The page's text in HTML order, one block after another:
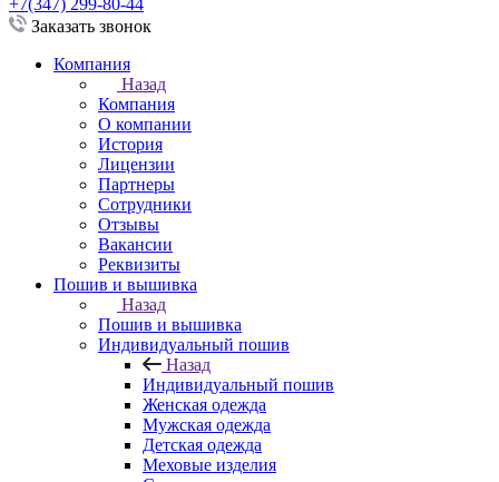
+7(347) 299-80-44
Заказать звонок
Компания
Назад
Компания
О компании
История
Лицензии
Партнеры
Сотрудники
Отзывы
Вакансии
Реквизиты
Пошив и вышивка
Назад
Пошив и вышивка
Индивидуальный пошив
Назад
Индивидуальный пошив
Женская одежда
Мужская одежда
Детская одежда
Меховые изделия